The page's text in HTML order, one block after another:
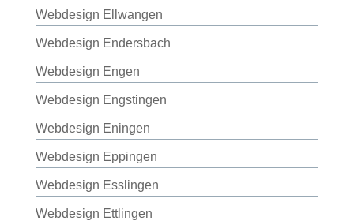
Webdesign Ellwangen
Webdesign Endersbach
Webdesign Engen
Webdesign Engstingen
Webdesign Eningen
Webdesign Eppingen
Webdesign Esslingen
Webdesign Ettlingen